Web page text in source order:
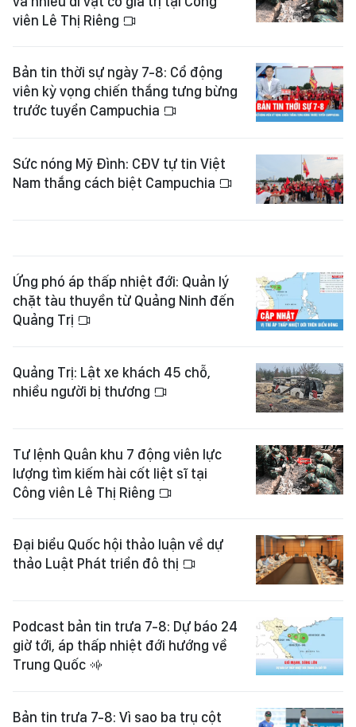
viên Lê Thị Riêng
Bản tin thời sự ngày 7-8: Cổ động
viên kỳ vọng chiến thắng tưng bừng
trước tuyển Campuchia
Sức nóng Mỹ Đình: CĐV tự tin Việt
Nam thắng cách biệt Campuchia
Ứng phó áp thấp nhiệt đới: Quản lý
chặt tàu thuyền từ Quảng Ninh đến
Quảng Trị
Quảng Trị: Lật xe khách 45 chỗ,
nhiều người bị thương
Tư lệnh Quân khu 7 động viên lực
lượng tìm kiếm hài cốt liệt sĩ tại
Công viên Lê Thị Riêng
Đại biểu Quốc hội thảo luận về dự
thảo Luật Phát triển đô thị
Podcast bản tin trưa 7-8: Dự báo 24
giờ tới, áp thấp nhiệt đới hướng về
Trung Quốc
Bản tin trưa 7-8: Vì sao ba trụ cột